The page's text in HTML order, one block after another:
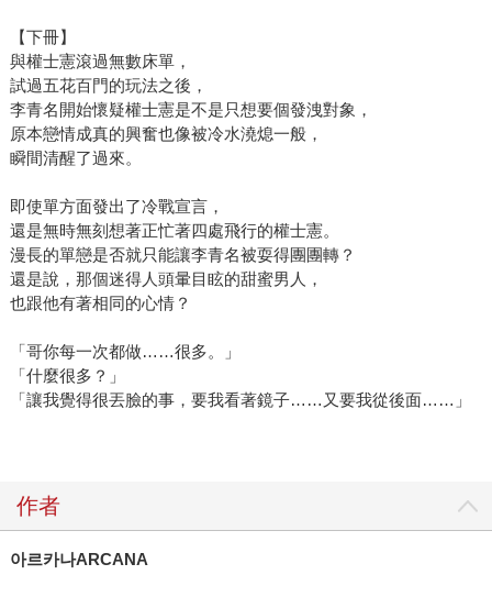
【下冊】
與權士憲滾過無數床單，
試過五花百門的玩法之後，
李青名開始懷疑權士憲是不是只想要個發洩對象，
原本戀情成真的興奮也像被冷水澆熄一般，
瞬間清醒了過來。
即使單方面發出了冷戰宣言，
還是無時無刻想著正忙著四處飛行的權士憲。
漫長的單戀是否就只能讓李青名被耍得團團轉？
還是說，那個迷得人頭暈目眩的甜蜜男人，
也跟他有著相同的心情？
「哥你每一次都做……很多。」
「什麼很多？」
「讓我覺得很丟臉的事，要我看著鏡子……又要我從後面……」
作者
아르카나ARCANA